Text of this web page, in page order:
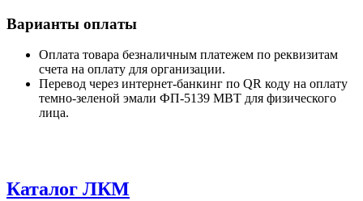
Варианты оплаты
Оплата товара безналичным платежем по реквизитам
счета на оплату для организации.
Перевод через интернет-банкинг по QR коду на оплату
темно-зеленой эмали ФП-5139 МВТ для физического
лица.
Каталог ЛКМ